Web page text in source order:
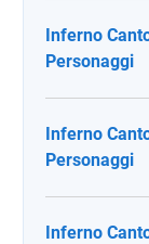
Inferno
Personaggi
Inferno
Personaggi
Inferno